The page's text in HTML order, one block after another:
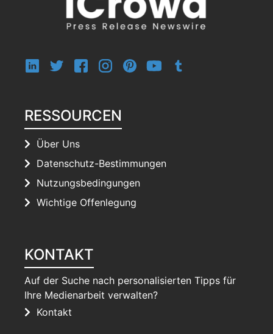
RESSOURCEN
Über Uns
Datenschutz-Bestimmungen
Nutzungsbedingungen
Wichtige Offenlegung
KONTAKT
Auf der Suche nach personalisierten Tipps für
Ihre Medienarbeit verwalten?
Kontakt